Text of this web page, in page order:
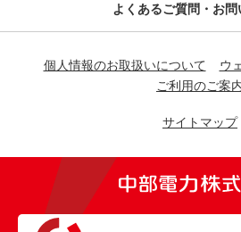
よくあるご質問・お
個人情報のお取扱いについて
ウ
ご利用のご案
サイトマップ